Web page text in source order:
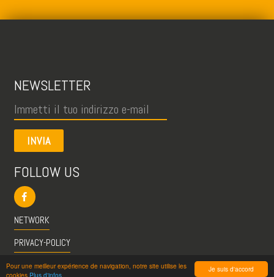
Je suis d'accord
Pour une meilleur expérience de navigation, notre site utilise les
cookies Plus d'infos
NEWSLETTER
INVIA
FOLLOW US
NETWORK
PRIVACY-POLICY
CGU